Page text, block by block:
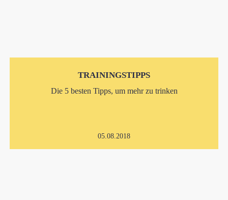
TRAININGSTIPPS
Die 5 besten Tipps, um mehr zu trinken
05.08.2018